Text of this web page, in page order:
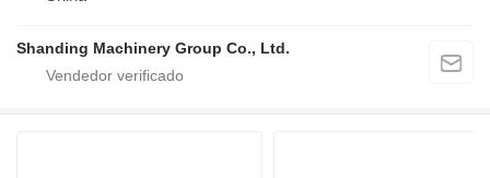
Shanding Machinery Group Co., Ltd.